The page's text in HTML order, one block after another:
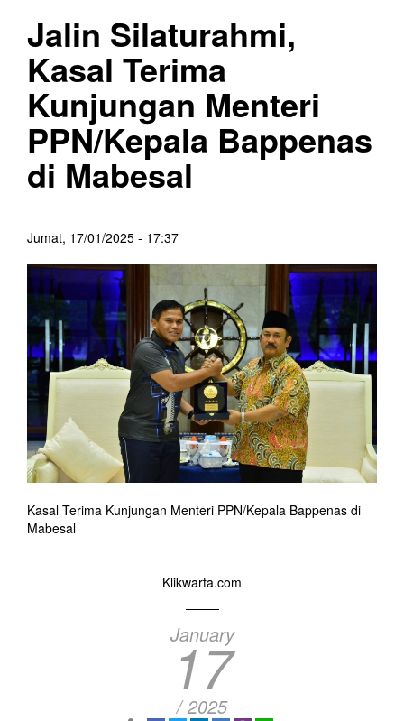
Jalin Silaturahmi,
Kasal Terima
Kunjungan Menteri
PPN/Kepala Bappenas
di Mabesal
Jumat, 17/01/2025 - 17:37
Kasal Terima Kunjungan Menteri PPN/Kepala Bappenas di
Mabesal
Klikwarta.com
January
17
/ 2025